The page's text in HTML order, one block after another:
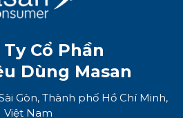
máy cà phê Biên Hòa II)
Cổ Phần
Dùng Masan
Gòn, Thành phố Hồ Chí Minh,
Việt Nam